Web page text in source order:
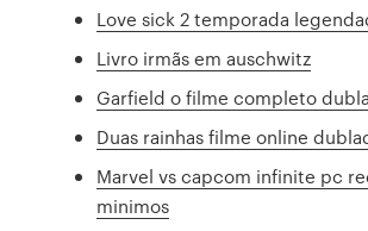
Love sick 2 temporada
Livro irmãs em auschwitz
Garfield o filme completo
Duas rainhas filme online
Marvel vs capcom infinite pc
minimos